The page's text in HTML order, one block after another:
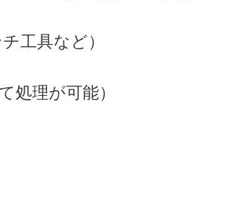
工具など）
処理が可能）